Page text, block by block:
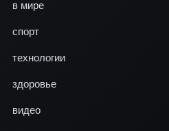
в мире
спорт
технологии
здоровье
видео